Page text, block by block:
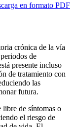
en formato PDF
crónica de la vía
de
presente incluso
de tratamiento con
las
futura.
libre de síntomas o
el riesgo de